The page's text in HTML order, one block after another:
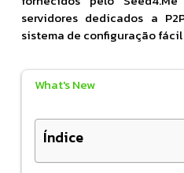
servidores dedicados a
sistema de configuração fácil
What's New
Índice